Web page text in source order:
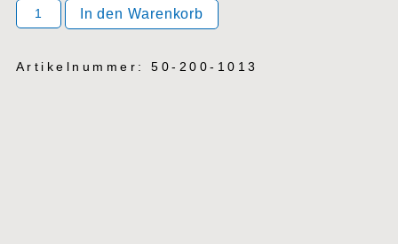
In den Warenkorb
Artikelnummer: 50-200-1013